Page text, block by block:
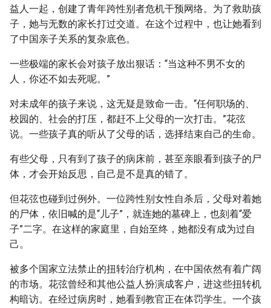
益人一起，创建了青年跨性别者危机干预网络。为了救助孩
子，她与无数的家长打过交道。在这个过程中，也让她看到
了中国亲子关系的复杂底色。
一些极端的家长会对孩子放出狠话：“当这种不男不女的
人，你还不如去死呢。”
对未成年的孩子来说，这无疑是致命一击。“任何职场的、
校园的、社会的打压，都赶不上父母的一次打击。”花弦
说。一些孩子真的听从了父母的话，选择结束自己的生命。
有些父母，只有到了孩子的病床前，甚至亲眼看到孩子的尸
体，才会开始反思，自己是不是真的错了。
但花弦也碰到过例外。一位跨性别女性自杀后，父母对着她
的尸体，依旧喊的是“儿子”，就连她的墓碑上，也刻着“爱
子”二字。在这样的家庭里，自始至终，她都没有成为过自
己。
被多个国家立法禁止的扭转治疗机构，在中国依然有着广阔
的市场。花弦曾经和其他公益人扮演成客户，进这些扭转机
构暗访。在经过病房时，她看到教官正在体罚学生。一个孩